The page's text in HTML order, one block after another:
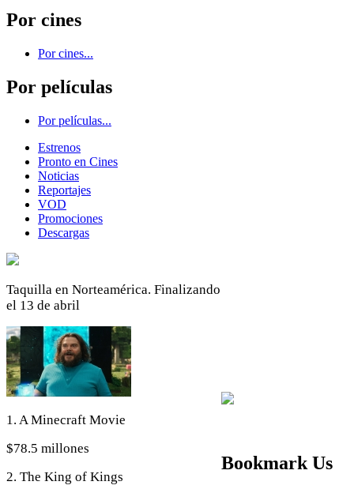
Por cines
Por cines...
Por películas
Por películas...
Estrenos
Pronto en Cines
Noticias
Reportajes
VOD
Promociones
Descargas
Taquilla en Norteamérica. Finalizando
el 13 de abril
1. A Minecraft Movie
$78.5 millones
2. The King of Kings
Bookmark Us